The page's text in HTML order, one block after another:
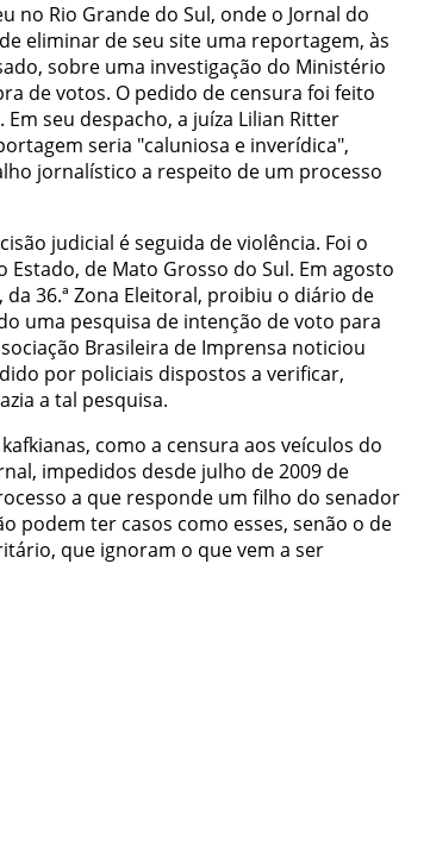
no Rio Grande do Sul, onde o Jornal do
eliminar de seu site uma reportagem, às
sobre uma investigação do Ministério
de votos. O pedido de censura foi feito
seu despacho, a juíza Lilian Ritter
seria "caluniosa e inverídica",
jornalístico a respeito de um processo
judicial é seguida de violência. Foi o
de Mato Grosso do Sul. Em agosto
da 36.ª Zona Eleitoral, proibiu o diário de
uma pesquisa de intenção de voto para
Brasileira de Imprensa noticiou
por policiais dispostos a verificar,
a tal pesquisa.
como a censura aos veículos do
impedidos desde julho de 2009 de
a que responde um filho do senador
podem ter casos como esses, senão o de
que ignoram o que vem a ser